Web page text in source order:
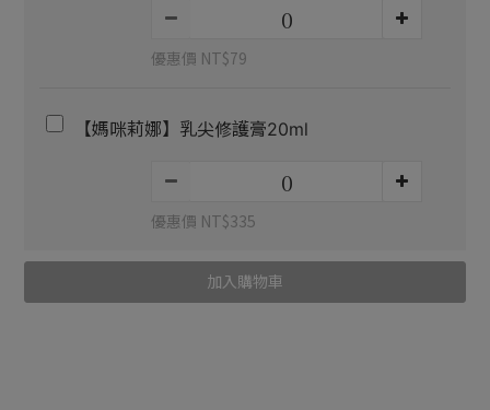
優惠價 NT$79
【媽咪莉娜】乳尖修護膏20ml
優惠價 NT$335
加入購物車